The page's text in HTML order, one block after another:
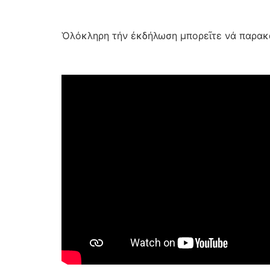
Ὁλόκληρη τήν ἐκδήλωση μπορεῖτε νά